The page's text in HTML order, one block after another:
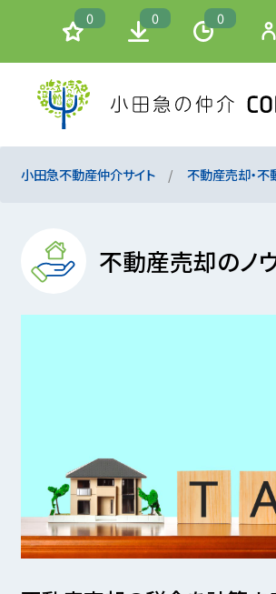
0 0 0
小田急不動産仲介サイト 不動産売却・不
不動産売却のノ